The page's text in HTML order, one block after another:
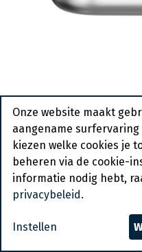
Gastro
Kitchen Line -
Bestelartikel
Vraag een account
Algemene voorwaarden
30-dagen geld terug
Onze website maakt
aangename
kiezen welke cookies je
beheren via de cookie-
informatie nodig hebt,
privacybeleid .
Instellen